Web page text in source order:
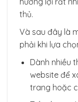
thủ.
Và sau đây là
phải khi lựa
Dành nhiều
website để
trang hoặc